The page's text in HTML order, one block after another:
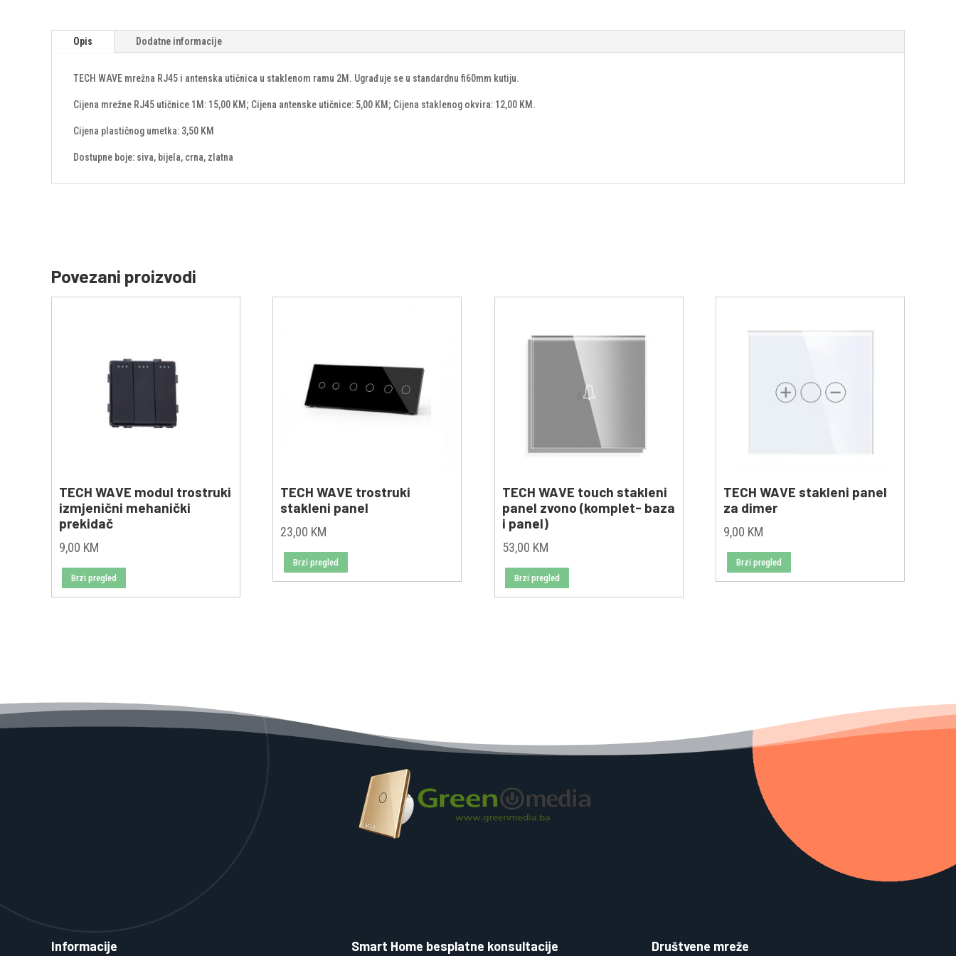
Opis Dodatne informacije
TECH WAVE mrežna RJ45 i antenska utičnica u staklenom ramu 2M. Ugrađuje se u standardnu fi60mm kutiju.
Cijena mrežne RJ45 utičnice 1M: 15,00 KM; Cijena antenske utičnice: 5,00 KM; Cijena staklenog okvira: 12,00 KM.
Cijena plastičnog umetka: 3,50 KM
Dostupne boje: siva, bijela, crna, zlatna
Povezani proizvodi
TECH WAVE modul trostruki
izmjenični mehanički
prekidač
9,00 KM
Brzi pregled
TECH WAVE trostruki
stakleni panel
23,00 KM
Brzi pregled
TECH WAVE touch stakleni
panel zvono (komplet- baza
i panel)
53,00 KM
Brzi pregled
TECH WAVE stakleni panel
za dimer
9,00 KM
Brzi pregled
Informacije Smart Home besplatne konsultacije Društvene mreže